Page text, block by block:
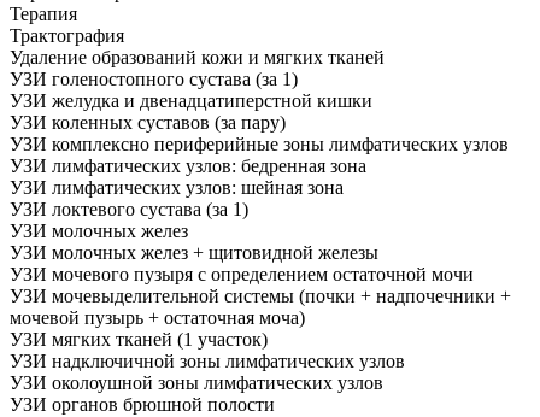
Терапия
Трактография
Удаление образований кожи и мягких тканей
УЗИ голеностопного сустава (за 1)
УЗИ желудка и двенадцатиперстной кишки
УЗИ коленных суставов (за пару)
УЗИ комплексно периферийные зоны лимфатических узлов
УЗИ лимфатических узлов: бедренная зона
УЗИ лимфатических узлов: шейная зона
УЗИ локтевого сустава (за 1)
УЗИ молочных желез
УЗИ молочных желез + щитовидной железы
УЗИ мочевого пузыря с определением остаточной мочи
УЗИ мочевыделительной системы (почки + надпочечники +
мочевой пузырь + остаточная моча)
УЗИ мягких тканей (1 участок)
УЗИ надключичной зоны лимфатических узлов
УЗИ околоушной зоны лимфатических узлов
УЗИ органов брюшной полости